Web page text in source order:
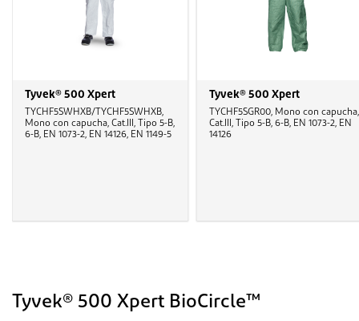
Tyvek® 500 Xpert
TYCHF5SWHXB/TYCHF5SWHXB,
Mono con capucha, Cat.III, Tipo 5-B,
6-B, EN 1073-2, EN 14126, EN 1149-5
Tyvek® 500 Xpert
TYCHF5SGR00, Mono con capucha,
Cat.III, Tipo 5-B, 6-B, EN 1073-2, EN
14126
Tyvek® 500 Xpert BioCircle™